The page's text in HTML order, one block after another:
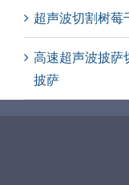
超声波切割树莓
高速超声波披萨
披萨